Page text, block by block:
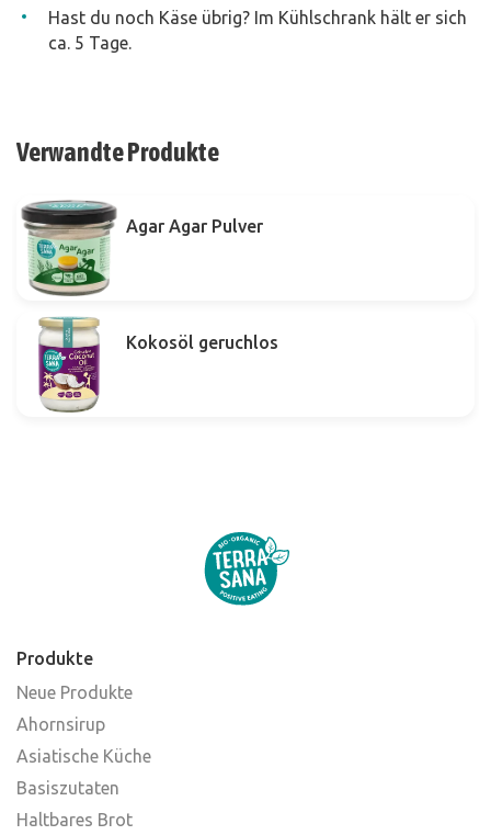
Hast du noch Käse übrig? Im Kühlschrank hält er sich
ca. 5 Tage.
Verwandte Produkte
Agar Agar Pulver
Kokosöl geruchlos
Produkte
Neue Produkte
Ahornsirup
Asiatische Küche
Basiszutaten
Haltbares Brot